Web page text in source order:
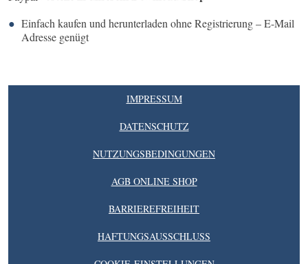
Einfach kaufen und herunterladen ohne Registrierung – E-Mail
Adresse genügt
IMPRESSUM
DATENSCHUTZ
NUTZUNGSBEDINGUNGEN
AGB ONLINE SHOP
BARRIEREFREIHEIT
HAFTUNGSAUSSCHLUSS